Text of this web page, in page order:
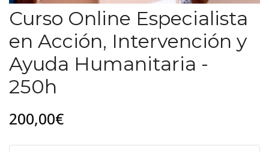
Curso Online Especialista
en Acción, Intervención y
Ayuda Humanitaria -
250h
200,00€